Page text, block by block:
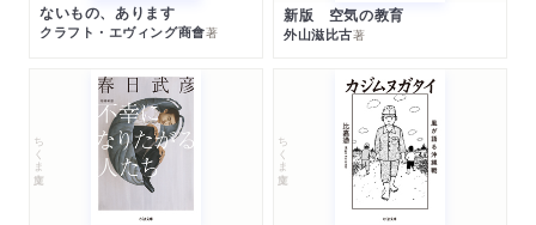
ないもの、あります
クラフト・エヴィング商會著
新版 空気の教育
外山滋比古著
ちくま文庫 ちくま文庫